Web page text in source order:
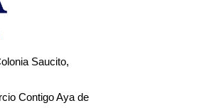
Saucito,
Contigo Aya de